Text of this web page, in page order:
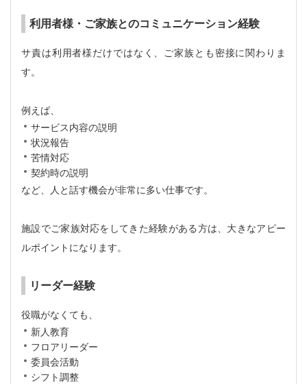
利用者様・ご家族とのコミュニケーション経験
サ責は利用者様だけではなく、ご家族とも密接に関わりま
す。
例えば、
サービス内容の説明
状況報告
苦情対応
契約時の説明
など、人と話す機会が非常に多い仕事です。
施設でご家族対応をしてきた経験がある方は、大きなアピー
ルポイントになります。
リーダー経験
役職がなくても、
新人教育
フロアリーダー
委員会活動
シフト調整